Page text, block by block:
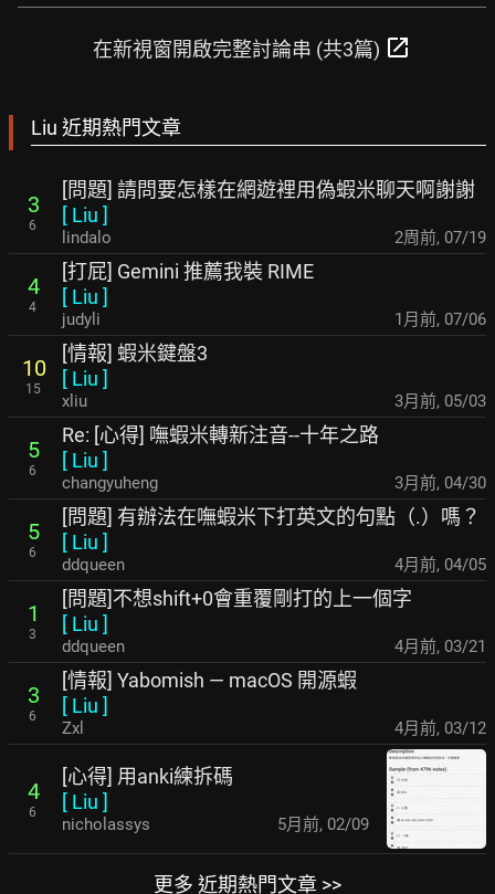
在新視窗開啟完整討論串 (共3篇) open_in_new
Liu 近期熱門文章
3
6
[問題] 請問要怎樣在網遊裡用偽蝦米聊天啊謝謝
[ Liu ]
lindalo 2周前, 07/19
4
4
[打屁] Gemini 推薦我裝 RIME
[ Liu ]
judyli 1月前, 07/06
10
15
[情報] 蝦米鍵盤3
[ Liu ]
xliu 3月前, 05/03
5
6
Re: [心得] 嘸蝦米轉新注音--十年之路
[ Liu ]
changyuheng 3月前, 04/30
5
6
[問題] 有辦法在嘸蝦米下打英文的句點（.）嗎？
[ Liu ]
ddqueen 4月前, 04/05
1
3
[問題]不想shift+0會重覆剛打的上一個字
[ Liu ]
ddqueen 4月前, 03/21
3
6
[情報] Yabomish — macOS 開源蝦
[ Liu ]
Zxl 4月前, 03/12
4
6
[心得] 用anki練拆碼
[ Liu ]
nicholassys 5月前, 02/09
更多 近期熱門文章 >>